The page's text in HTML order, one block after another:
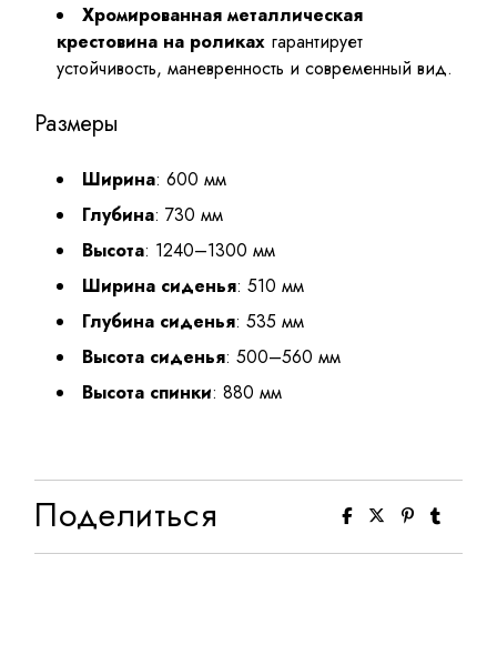
Хромированная металлическая
крестовина на роликах гарантирует
устойчивость, маневренность и современный вид.
Размеры
Ширина: 600 мм
Глубина: 730 мм
Высота: 1240–1300 мм
Ширина сиденья: 510 мм
Глубина сиденья: 535 мм
Высота сиденья: 500–560 мм
Высота спинки: 880 мм
Поделиться